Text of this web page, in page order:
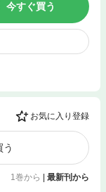
今すぐ買う
お気に入り登録
1巻から 最新刊から